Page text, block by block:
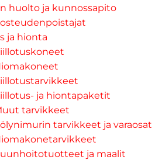
huolto ja kunnossapito
ja hionta
ja hiontapaketit
tarvikkeet
tarvikkeet ja varaosat
ja maalit